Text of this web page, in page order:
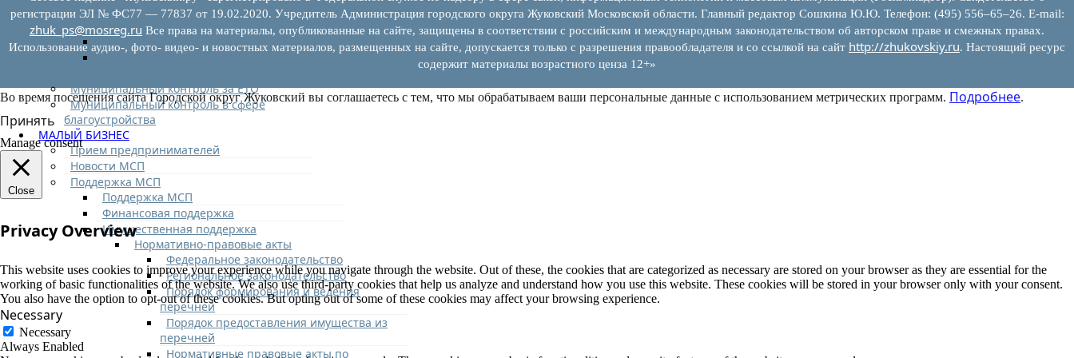
контроля (надзора), муниципального
контроля
Программа профилактики
Доклады муниципального лесного
Муниципальный контроль за ЕТО
Муниципальный контроль в сфере
благоустройства
МАЛЫЙ БИЗНЕС
Прием предпринимателей
Новости МСП
Поддержка МСП
Поддержка МСП
Финансовая поддержка
Имущественная поддержка
Нормативно-правовые акты
Федеральное законодательство
Региональное законодательство
Порядок формирования и ведения
перечней
Порядок предоставления имущества из
перечней
Нормативные правовые акты по
регистрации ЭЛ № ФС77 — 77837 от 19.02.2020. Учредитель Администрация городского округа Жуковский Московской области. Главный редактор Сошкина Ю.Ю. Телефон: (495) 556–65–26. E‑mail:
zhuk_ps@mosreg.ru Все права на материалы, опубликованные на сайте, защищены в соответствии с российским и международным законодательством об авторском праве и смежных правах.
Использование аудио-, фото- видео- и новостных материалов, размещенных на сайте, допускается только с разрешения правообладателя и со ссылкой на сайт http://zhukovskiy.ru. Настоящий ресурс
содержит материалы возрастного ценза 12+»
Во время посещения сайта Городской округ Жуковский вы соглашаетесь с тем, что мы обрабатываем ваши персональные данные с использованием метрических программ. Подробнее.
Принять
Manage consent
Close
Privacy Overview
This website uses cookies to improve your experience while you navigate through the website. Out of these, the cookies that are categorized as necessary are stored on your browser as they are essential for the
working of basic functionalities of the website. We also use third-party cookies that help us analyze and understand how you use this website. These cookies will be stored in your browser only with your consent.
You also have the option to opt-out of these cookies. But opting out of some of these cookies may affect your browsing experience.
Necessary
Necessary
Always Enabled